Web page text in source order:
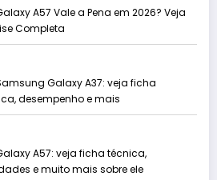
A57 Vale a Pena em 2026? Veja
Completa
Galaxy A37: veja ficha
desempenho e mais
A57: veja ficha técnica,
e muito mais sobre ele